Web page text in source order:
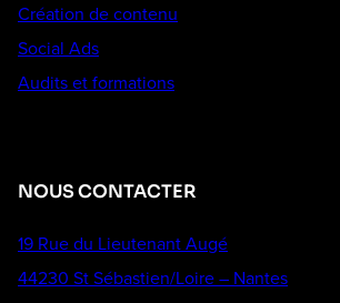
Création de contenu
Social Ads
Audits et formations
NOUS CONTACTER
19 Rue du Lieutenant Augé
44230 St Sébastien/Loire – Nantes